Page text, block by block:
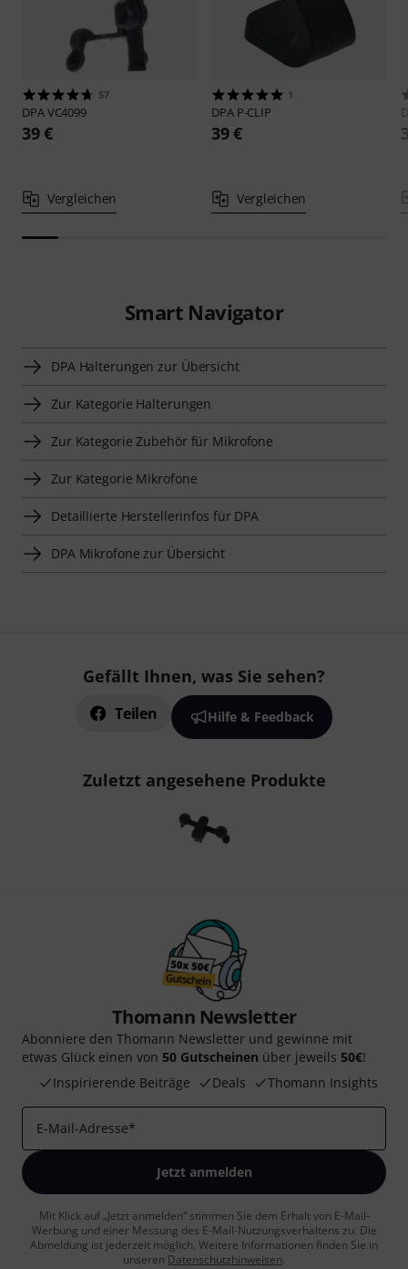
57
DPAVC4099
39 €
Vergleichen
1
DPA P-CLIP
39 €
Vergleichen
Smart Navigator
DPA Halterungen zur Übersicht
Zur Kategorie Halterungen
Zur Kategorie Zubehör für Mikrofone
Zur Kategorie Mikrofone
Detaillierte Herstellerinfos für DPA
DPA Mikrofone zur Übersicht
Gefällt Ihnen, was Sie sehen?
Teilen Hilfe & Feedback
Zuletzt angesehene Produkte
Thomann Newsletter
Abonniere den Thomann Newsletter und gewinne mit
etwas Glück einen von 50 Gutscheinen über jeweils 50€!
Inspirierende Beiträge
Deals Thomann Insights
E-Mail-Adresse*
Jetzt anmelden
Mit Klick auf „Jetzt anmelden“ stimmen Sie dem Erhalt von E-Mail-
Werbung und einer Messung des E-Mail-Nutzungsverhaltens zu. Die
Abmeldung ist jederzeit möglich. Weitere Informationen finden Sie in
unseren Datenschutzhinweisen.